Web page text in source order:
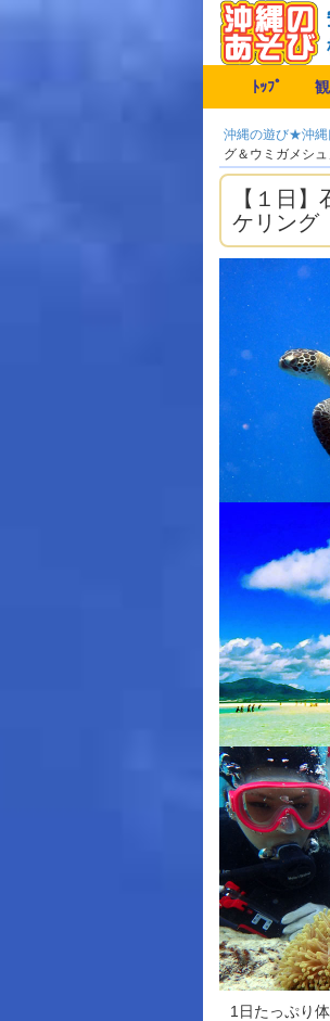
ﾄｯﾌﾟ
沖縄の遊び★沖縄
グ＆ウミガメシュ
【１日
ケリング
1日たっぷり